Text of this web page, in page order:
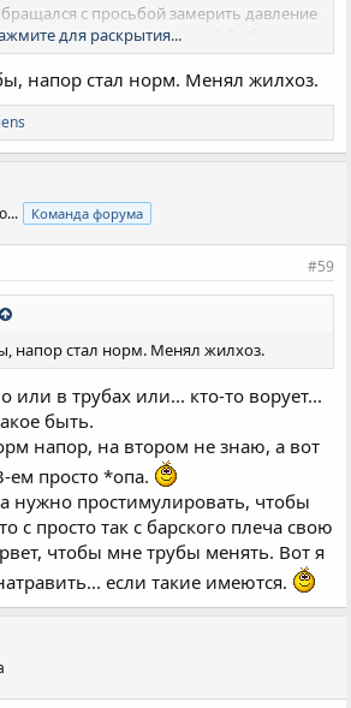
с просьбой замерить давление
и замеряют в этом случае? В общем,
напором беда. Куда обращаться и что
для раскрытия...
напор стал норм. Менял жилхоз.
Команда форума
#59
напор стал норм. Менял жилхоз.
в трубах или... кто-то ворует...
быть.
напор, на втором не знаю, а вот
ем просто *опа.
нужно простимулировать, чтобы
с просто так с барского плеча свою
чтобы мне трубы менять. Вот я
если такие имеются.